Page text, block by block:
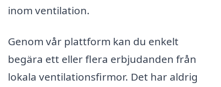
inom ventilation.
Genom vår plattform kan du enkelt
begära ett eller flera erbjudanden från
lokala ventilationsfirmor. Det har aldrig